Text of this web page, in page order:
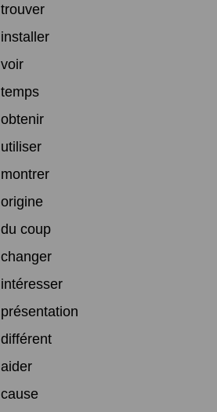
trouver
installer
voir
temps
obtenir
utiliser
montrer
origine
du coup
changer
intéresser
présentation
différent
aider
cause